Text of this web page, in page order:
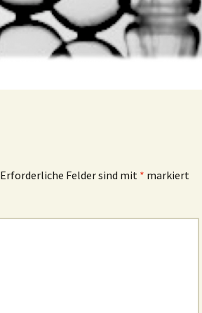
Erforderliche Felder sind mit * markiert